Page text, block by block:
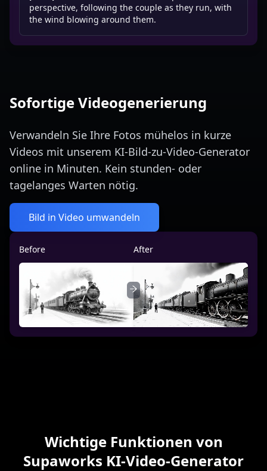
perspective, following the couple as they run, with
the wind blowing around them.
Sofortige Videogenerierung
Verwandeln Sie Ihre Fotos mühelos in kurze
Videos mit unserem KI-Bild-zu-Video-Generator
online in Minuten. Kein stunden- oder
tagelanges Warten nötig.
Bild in Video umwandeln
Before After
Wichtige Funktionen von
Supaworks KI-Video-Generator